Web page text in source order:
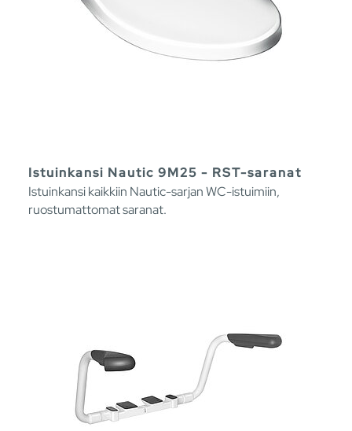
Istuinkansi Nautic 9M25 - RST-saranat
Istuinkansi kaikkiin Nautic-sarjan WC-istuimiin,
ruostumattomat saranat.